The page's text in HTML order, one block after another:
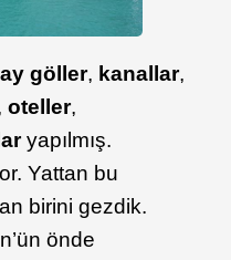
göller, kanallar,
oteller,
yapılmış.
Yattan bu
birini gezdik.
önde